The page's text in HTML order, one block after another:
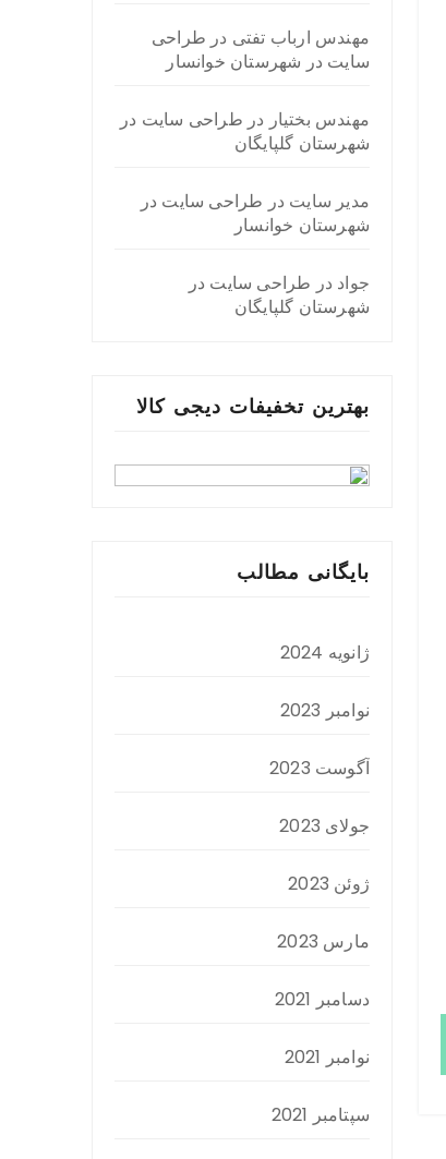
مهندس ارباب تفتی در طراحی
سایت در شهرستان خوانسار
مهندس بختیار در طراحی سایت در
شهرستان گلپایگان
مدیر سایت در طراحی سایت در
شهرستان خوانسار
جواد در طراحی سایت در
شهرستان گلپایگان
بهترین تخفیفات دیجی کالا
بایگانی مطالب
ژانویه 2024
نوامبر 2023
آگوست 2023
جولای 2023
ژوئن 2023
مارس 2023
دسامبر 2021
نوامبر 2021
سپتامبر 2021